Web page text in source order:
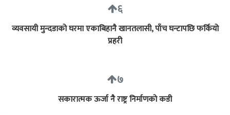
६
व्यवसायी मुन्दडाको घरमा एकाबिहानै खानतलासी, पाँच घन्टापछि फर्कियो
प्रहरी
७
सकारात्मक ऊर्जा नै राष्ट्र निर्माणको कडी